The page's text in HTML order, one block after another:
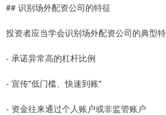
## 识别场外配资公司的特征
投资者应当学会识别场外配资公司的典型特
- 承诺异常高的杠杆比例
- 宣传"低门槛、快速到账"
- 资金往来通过个人账户或非监管账户